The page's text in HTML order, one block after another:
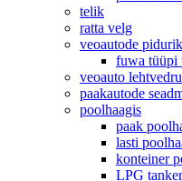
telik
ratta velg
veoautode
fuwa tüüpi
veoauto
paakautode
poolhaagis
paak
lasti
konteiner
LPG tanker